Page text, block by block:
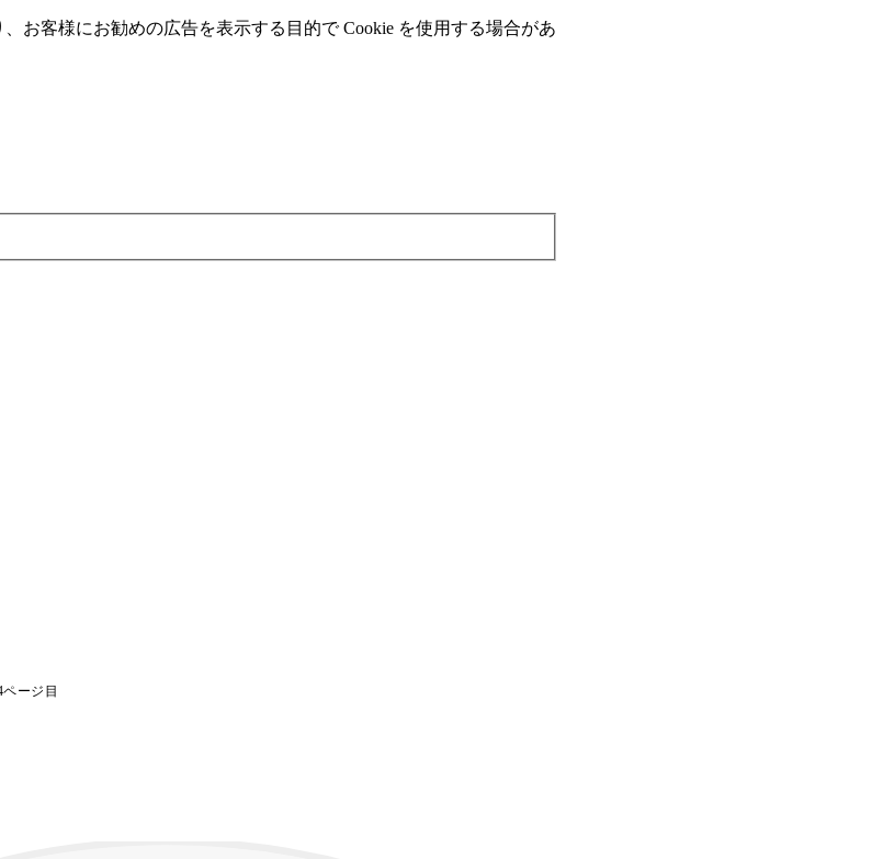
お客様にお勧めの広告を表⽰する⽬的で Cookie を使⽤する場合があ
ページ目